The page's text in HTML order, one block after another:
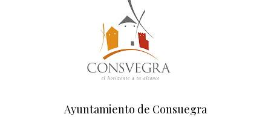
Ayuntamiento de Consuegra